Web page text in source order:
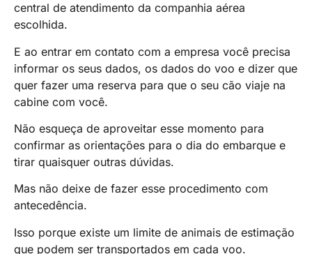
central de atendimento da companhia aérea
escolhida.
E ao entrar em contato com a empresa você precisa
informar os seus dados, os dados do voo e dizer que
quer fazer uma reserva para que o seu cão viaje na
cabine com você.
Não esqueça de aproveitar esse momento para
confirmar as orientações para o dia do embarque e
tirar quaisquer outras dúvidas.
Mas não deixe de fazer esse procedimento com
antecedência.
Isso porque existe um limite de animais de estimação
que podem ser transportados em cada voo.